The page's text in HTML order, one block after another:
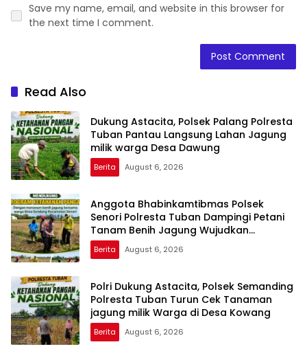
Save my name, email, and website in this browser for
the next time I comment.
Read Also
Dukung Astacita, Polsek Palang Polresta
Tuban Pantau Langsung Lahan Jagung
milik warga Desa Dawung
Berita August 6, 2026
Anggota Bhabinkamtibmas Polsek
Senori Polresta Tuban Dampingi Petani
Tanam Benih Jagung Wujudkan
Ketahanan Pangan Nasional
Berita August 6, 2026
Polri Dukung Astacita, Polsek Semanding
Polresta Tuban Turun Cek Tanaman
jagung milik Warga di Desa Kowang
Berita August 6, 2026